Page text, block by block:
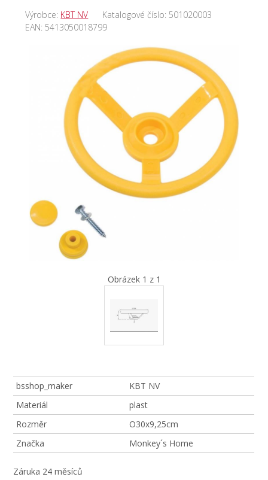
Výrobce: KBT NV Katalogové číslo: 501020003
EAN: 5413050018799
Obrázek 1 z 1
bsshop_maker
KBT NV
Materiál
plast
Rozměr
O30x9,25cm
Značka
Monkey´s Home
Záruka 24 měsíců